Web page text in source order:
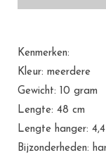
Kenmerken:
Kleur: meerdere
Gewicht: 10 gram
Lengte: 48 cm
Lengte hanger:
Bijzonderheden: